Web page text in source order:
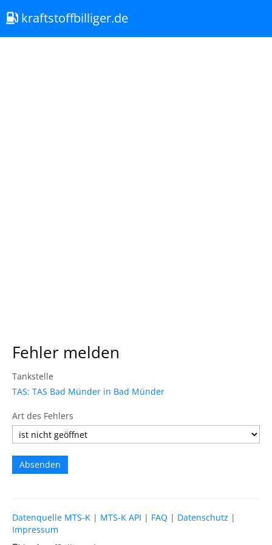
kraftstoffbilliger.de
Fehler melden
Tankstelle
TAS: TAS Bad Münder in Bad Münder
Art des Fehlers
Datenquelle MTS-K | MTS-K API | FAQ | Datenschutz |
Impressum